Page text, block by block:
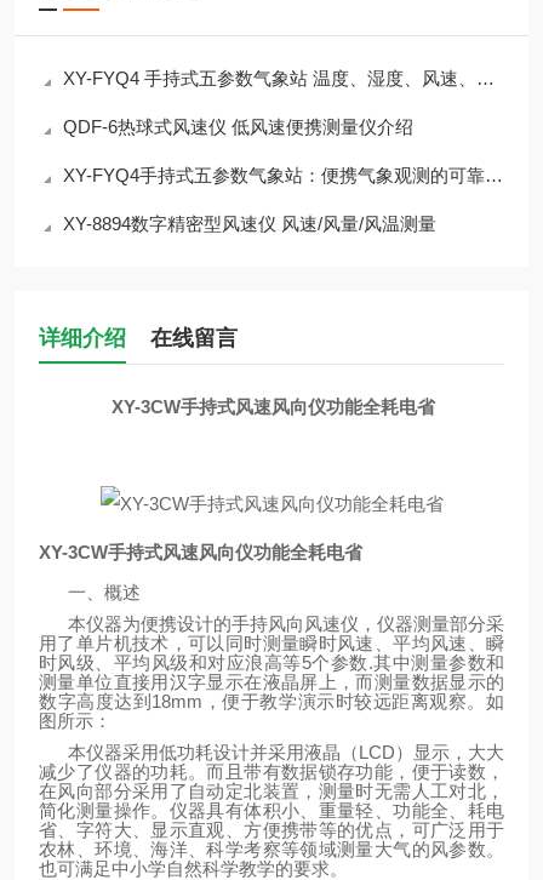
XY-FYQ4 手持式五参数气象站 温度、湿度、风速、风向、气压
QDF-6热球式风速仪 低风速便携测量仪介绍
XY-FYQ4手持式五参数气象站：便携气象观测的可靠选择介绍
XY-8894数字精密型风速仪 风速/风量/风温测量
详细介绍 在线留言
XY-3CW手持式风速风向仪功能全耗电省
XY-3CW手持式风速风向仪功能全耗电省
一、概述
本仪器为便携设计的手持风向风速仪，仪器测量部分采
用了单片机技术，可以同时测量瞬时风速、平均风速、瞬
时风级、平均风级和对应浪高等5个参数.其中测量参数和
测量单位直接用汉字显示在液晶屏上，而测量数据显示的
数字高度达到18mm，便于教学演示时较远距离观察。如
图所示：
本仪器采用低功耗设计并采用液晶（LCD）显示，大大
减少了仪器的功耗。而且带有数据锁存功能，便于读数，
在风向部分采用了自动定北装置，测量时无需人工对北，
简化测量操作。仪器具有体积小、重量轻、功能全、耗电
省、字符大、显示直观、方便携带等的优点，可广泛用于
农林、环境、海洋、科学考察等领域测量大气的风参数。
也可满足中小学自然科学教学的要求。